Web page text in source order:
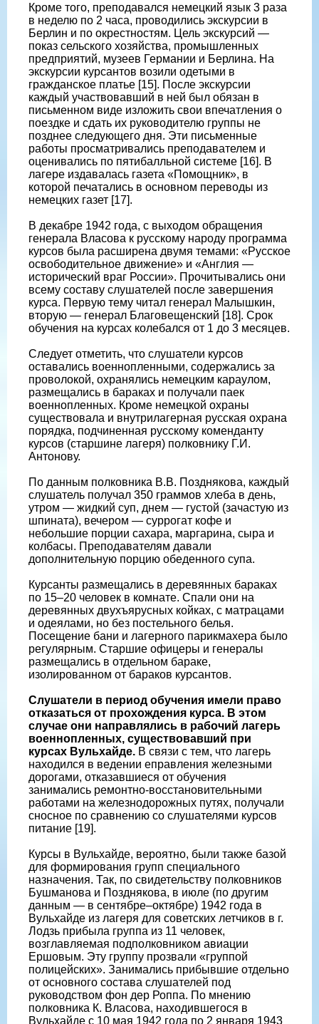
Кроме того, преподавался немецкий язык 3 раза
в неделю по 2 часа, проводились экскурсии в
Берлин и по окрестностям. Цель экскурсий —
показ сельского хозяйства, промышленных
предприятий, музеев Германии и Берлина. На
экскурсии курсантов возили одетыми в
гражданское платье [15]. После экскурсии
каждый участвовавший в ней был обязан в
письменном виде изложить свои впечатления о
поездке и сдать их руководителю группы не
позднее следующего дня. Эти письменные
работы просматривались преподавателем и
оценивались по пятибалльной системе [16]. В
лагере издавалась газета «Помощник», в
которой печатались в основном переводы из
немецких газет [17].
В декабре 1942 года, с выходом обращения
генерала Власова к русскому народу программа
курсов была расширена двумя темами: «Русское
освободительное движение» и «Англия —
исторический враг России». Прочитывались они
всему составу слушателей после завершения
курса. Первую тему читал генерал Малышкин,
вторую — генерал Благовещенский [18]. Срок
обучения на курсах колебался от 1 до 3 месяцев.
Следует отметить, что слушатели курсов
оставались военнопленными, содержались за
проволокой, охранялись немецким караулом,
размещались в бараках и получали паек
военнопленных. Кроме немецкой охраны
существовала и внутрилагерная русская охрана
порядка, подчиненная русскому коменданту
курсов (старшине лагеря) полковнику Г.И.
Антонову.
По данным полковника В.В. Позднякова, каждый
слушатель получал 350 граммов хлеба в день,
утром — жидкий суп, днем — густой (зачастую из
шпината), вечером — суррогат кофе и
небольшие порции сахара, маргарина, сыра и
колбасы. Преподавателям давали
дополнительную порцию обеденного супа.
Курсанты размещались в деревянных бараках
по 15–20 человек в комнате. Спали они на
деревянных двухъярусных койках, с матрацами
и одеялами, но без постельного белья.
Посещение бани и лагерного парикмахера было
регулярным. Старшие офицеры и генералы
размещались в отдельном бараке,
изолированном от бараков курсантов.
Слушатели в период обучения имели право
отказаться от прохождения курса. В этом
случае они направлялись в рабочий лагерь
военнопленных, существовавший при
курсах Вульхайде. В связи с тем, что лагерь
находился в ведении eправления железными
дорогами, отказавшиеся от обучения
занимались ремонтно-восстановительными
работами на железнодорожных путях, получали
сносное по сравнению со слушателями курсов
питание [19].
Курсы в Вульхайде, вероятно, были также базой
для формирования групп специального
назначения. Так, по свидетельству полковников
Бушманова и Позднякова, в июле (по другим
данным — в сентябре–октябре) 1942 года в
Вульхайде из лагеря для советских летчиков в г.
Лодзь прибыла группа из 11 человек,
возглавляемая подполковником авиации
Ершовым. Эту группу прозвали «группой
полицейских». Занимались прибывшие отдельно
от основного состава слушателей под
руководством фон дер Роппа. По мнению
полковника К. Власова, находившегося в
Вульхайде с 10 мая 1942 года по 2 января 1943